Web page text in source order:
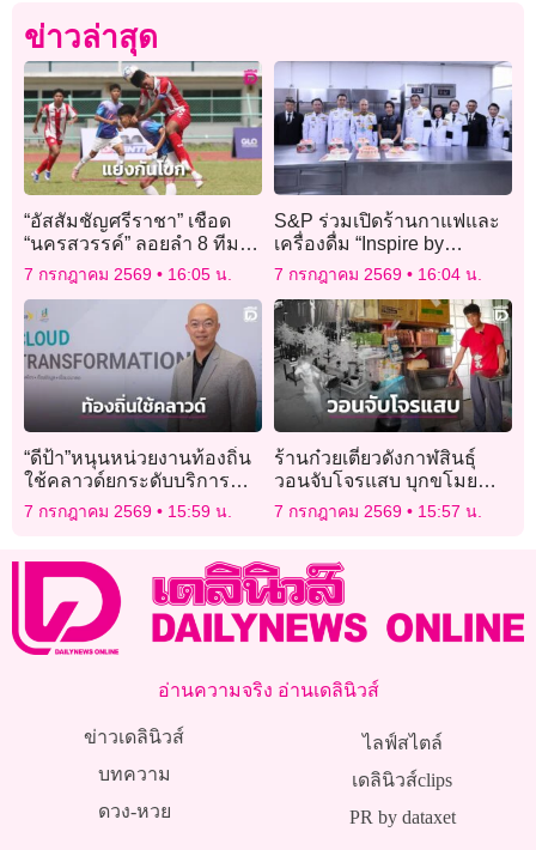
ข่าวล่าสุด
“อัสสัมชัญศรีราชา” เชือด
“นครสวรรค์” ลอยลำ 8 ทีม
“เทพศิรินทร์-วชิราลัย” ลุ้นเข้า
รอบนัดสุดท้าย “ศึกเดลินิวส์
คัพ 2026”
7 กรกฎาคม 2569 16:05 น.
S&P ร่วมเปิดร้านกาแฟและ
เครื่องดื่ม “Inspire by
PRINCESS @ บำบัดพิเศษ
กลาง”
7 กรกฎาคม 2569 16:04 น.
“ดีป้า”หนุนหน่วยงานท้องถิ่น
ใช้คลาวด์ยกระดับบริการ
ประชาชนกว่า 4 ล้านคน
7 กรกฎาคม 2569 15:59 น.
ร้านก๋วยเตี๋ยวดังกาฬสินธุ์
วอนจับโจรแสบ บุกขโมย
ของกินในร้าน กวาด
‘เฉาก๊วย’ 4 ถุงใหญ่ไม่เหลือ
7 กรกฎาคม 2569 15:57 น.
อ่านความจริง อ่านเดลินิวส์
ข่าวเดลินิวส์
บทความ
ดวง-หวย
ไลฟ์สไตล์
เดลินิวส์clips
PR by dataxet